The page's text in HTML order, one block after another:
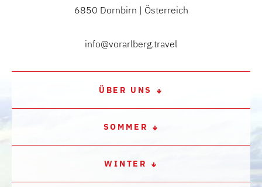
6850 Dornbirn | Österreich
info@vorarlberg.travel
ÜBER UNS
SOMMER
WINTER